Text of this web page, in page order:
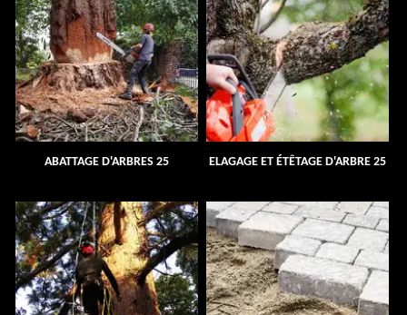
ABATTAGE D'ARBRES 25 ELAGAGE ET ÉTÊTAGE D'ARBRE 25